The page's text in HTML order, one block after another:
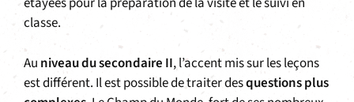
classe.
Au niveau du secondaire II, l’accent mis sur les leçons
est différent. Il est possible de traiter desquestions plus